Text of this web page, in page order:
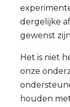
dergelijke
gewenst
Het is niet
onze
houden